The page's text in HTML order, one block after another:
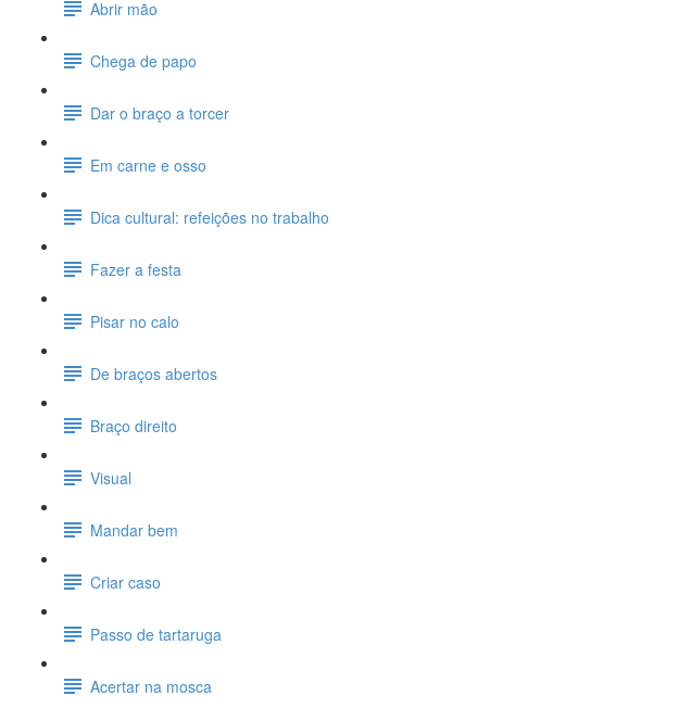
Abrir mão
Chega de papo
Dar o braço a torcer
Em carne e osso
Dica cultural: refeições no trabalho
Fazer a festa
Pisar no calo
De braços abertos
Braço direito
Visual
Mandar bem
Criar caso
Passo de tartaruga
Acertar na mosca